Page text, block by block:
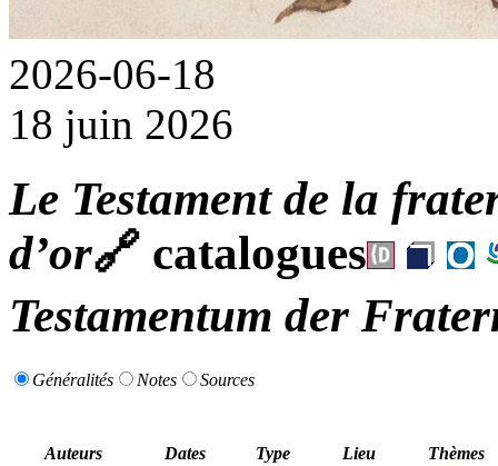
2026-06-18
18 juin 2026
Le Testament de la
d’or🔗 catalogues
Testamentum der
Généralités Notes Sources
Auteurs Dates Type Lieu
Thèmes